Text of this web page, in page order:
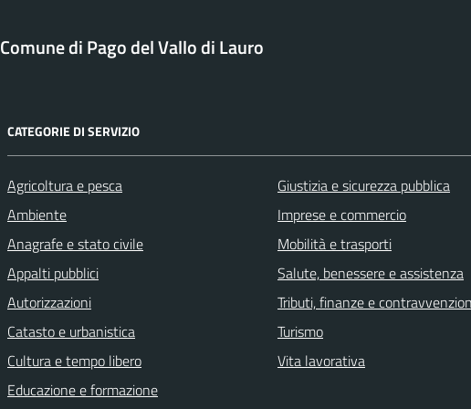
Comune di Pago del Vallo di Lauro
CATEGORIE DI SERVIZIO
Agricoltura e pesca
Ambiente
Anagrafe e stato civile
Appalti pubblici
Autorizzazioni
Catasto e urbanistica
Cultura e tempo libero
Educazione e formazione
Giustizia e sicurezza pubblica
Imprese e commercio
Mobilità e trasporti
Salute, benessere e assistenza
Tributi, finanze e
Turismo
Vita lavorativa